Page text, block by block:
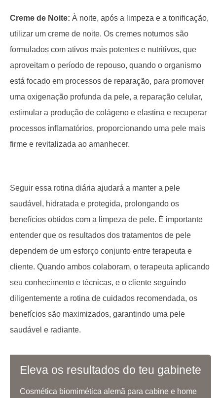
Creme de Noite: À noite, após a limpeza e a tonificação,
utilizar um creme de noite. Os cremes noturnos são
formulados com ativos mais potentes e nutritivos, que
aproveitam o período de repouso, quando o organismo
está focado em processos de reparação, para promover
uma oxigenação profunda da pele, a reparação celular,
estimular a produção de colágeno e elastina e recuperar
processos inflamatórios, proporcionando uma pele mais
firme e revitalizada ao amanhecer.
Seguir essa rotina diária ajudará a manter a pele
saudável, hidratada e protegida, prolongando os
benefícios obtidos com a limpeza de pele. É importante
entender que os resultados dos tratamentos de pele
dependem de um esforço conjunto entre terapeuta e
cliente. Quando ambos colaboram, o terapeuta aplicando
seu conhecimento e técnicas, e o cliente seguindo
diligentemente a rotina de cuidados recomendada, os
benefícios são maximizados, garantindo uma pele
saudável e radiante.
Eleva os resultados do teu gabinete
Cosmética biomimética alemã para cabine e home